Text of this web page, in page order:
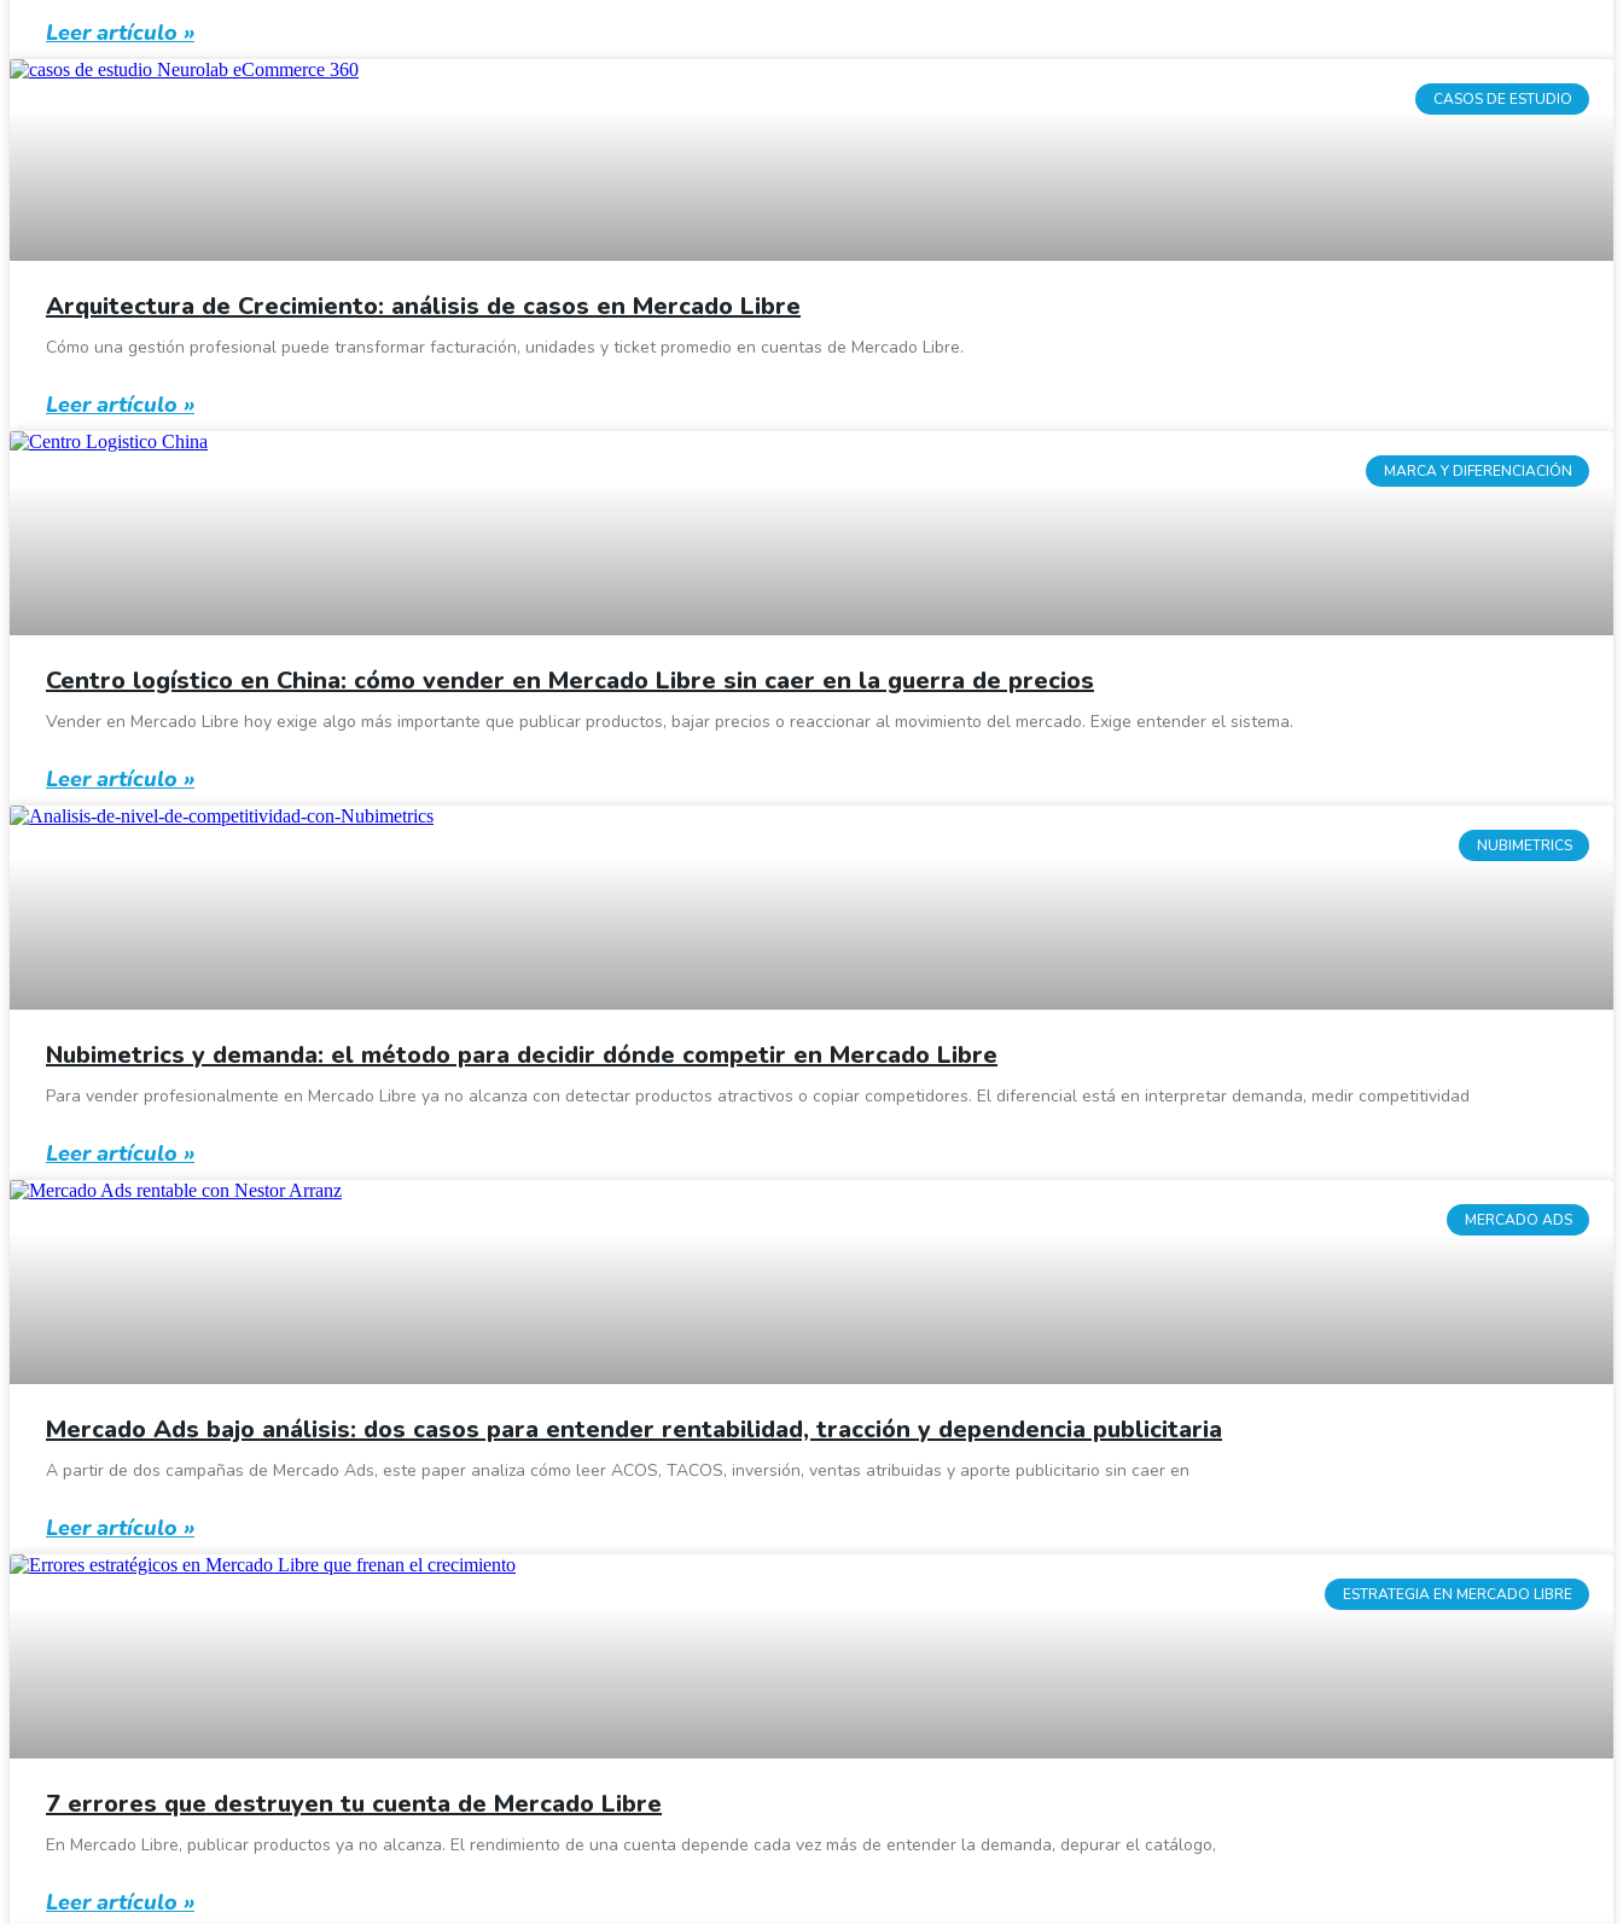
Leer artículo »
CASOS DE ESTUDIO
Arquitectura de Crecimiento: análisis de casos en Mercado Libre
Cómo una gestión profesional puede transformar facturación, unidades y ticket promedio en cuentas de Mercado Libre.
Leer artículo »
MARCA Y DIFERENCIACIÓN
Centro logístico en China: cómo vender en Mercado Libre sin caer en la guerra de precios
Vender en Mercado Libre hoy exige algo más importante que publicar productos, bajar precios o reaccionar al movimiento del mercado. Exige entender el sistema.
Leer artículo »
NUBIMETRICS
Nubimetrics y demanda: el método para decidir dónde competir en Mercado Libre
Para vender profesionalmente en Mercado Libre ya no alcanza con detectar productos atractivos o copiar competidores. El diferencial está en interpretar demanda, medir competitividad
Leer artículo »
MERCADO ADS
Mercado Ads bajo análisis: dos casos para entender rentabilidad, tracción y dependencia publicitaria
A partir de dos campañas de Mercado Ads, este paper analiza cómo leer ACOS, TACOS, inversión, ventas atribuidas y aporte publicitario sin caer en
Leer artículo »
ESTRATEGIA EN MERCADO LIBRE
7 errores que destruyen tu cuenta de Mercado Libre
En Mercado Libre, publicar productos ya no alcanza. El rendimiento de una cuenta depende cada vez más de entender la demanda, depurar el catálogo,
Leer artículo »